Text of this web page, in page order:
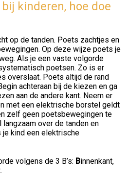
kinderen, hoe doe
op de tanden. Poets zachtjes en
Op deze wijze poets je
Als je een vaste volgorde
poetsen. Zo is er
overslaat. Poets altijd de rand
achteraan bij de kiezen en ga
aan de andere kant. Neem er
met een elektrische borstel geldt
zelf geen poetsbewegingen te
over de tanden en
je kind een elektrische
volgens de 3 B’s: Binnenkant,